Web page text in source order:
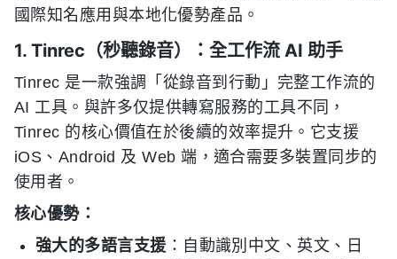
國際知名應用與本地化優勢產品。
1. Tinrec（秒聽錄音）：全工作流 AI 助手
Tinrec 是一款強調「從錄音到行動」完整工作流的
AI 工具。與許多仅提供轉寫服務的工具不同，
Tinrec 的核心價值在於後續的效率提升。它支援
iOS、Android 及 Web 端，適合需要多裝置同步的
使用者。
核心優勢：
強大的多語言支援 ：自動識別中文、英文、日